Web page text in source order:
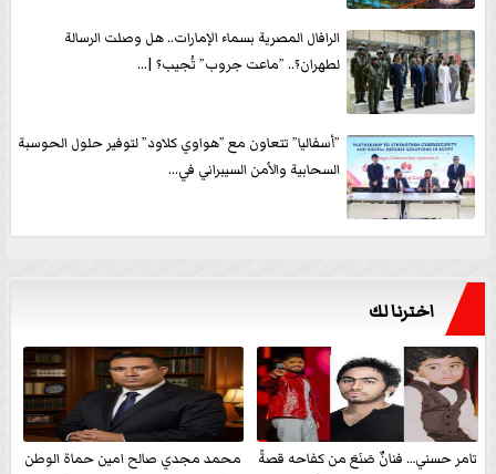
الرافال المصرية بسماء الإمارات.. هل وصلت الرسالة
لطهران؟.. ”ماعت جروب” تُجيب؟ |...
”أسفاليا” تتعاون مع ”هواوي كلاود” لتوفير حلول الحوسبة
السحابية والأمن السيبراني في...
اخترنا لك
تامر حسني… فنانٌ صَنَعَ من كفاحه قصةً
محمد مجدي صالح امين حماة الوطن